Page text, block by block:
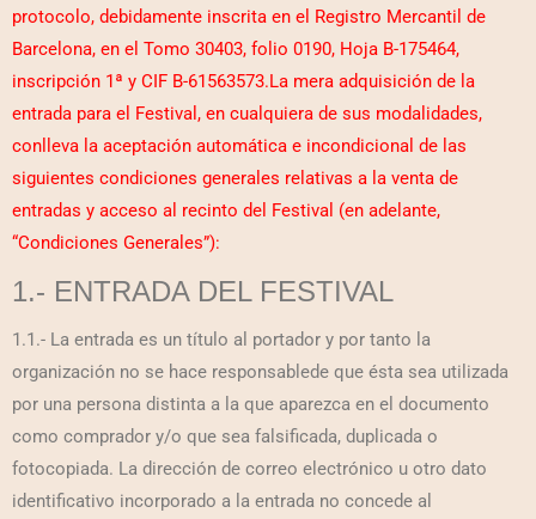
protocolo, debidamente inscrita en el Registro Mercantil de
Barcelona, en el Tomo 30403, folio 0190, Hoja B-175464,
inscripción 1ª y CIF B-61563573.La mera adquisición de la
entrada para el Festival, en cualquiera de sus modalidades,
conlleva la aceptación automática e incondicional de las
siguientes condiciones generales relativas a la venta de
entradas y acceso al recinto del Festival (en adelante,
“Condiciones Generales”):
1.- ENTRADA DEL FESTIVAL
1.1.- La entrada es un título al portador y por tanto la
organización no se hace responsablede que ésta sea utilizada
por una persona distinta a la que aparezca en el documento
como comprador y/o que sea falsificada, duplicada o
fotocopiada. La dirección de correo electrónico u otro dato
identificativo incorporado a la entrada no concede al